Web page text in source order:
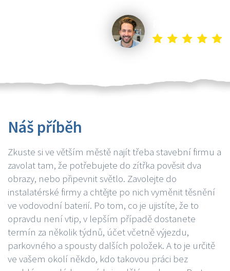
Náš příběh
Zkuste si ve větším městě najít třeba stavební firmu a
zavolat tam, že potřebujete do zítřka pověsit dva
obrazy, nebo připevnit světlo. Zavolejte do
instalatérské firmy a chtějte po nich vyměnit těsnění
ve vodovodní baterií. Po tom, co je ujistíte, že to
opravdu není vtip, v lepším případě dostanete
termín za několik týdnů, účet včetně výjezdu,
parkovného a spousty dalších položek. A to je určitě
ve vašem okolí někdo, kdo takovou práci bez